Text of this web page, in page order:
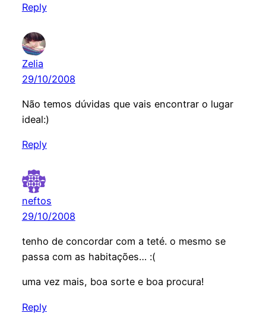
Reply
Zelia
29/10/2008
Não temos dúvidas que vais encontrar o lugar
ideal:)
Reply
neftos
29/10/2008
tenho de concordar com a teté. o mesmo se
passa com as habitações… :(
uma vez mais, boa sorte e boa procura!
Reply